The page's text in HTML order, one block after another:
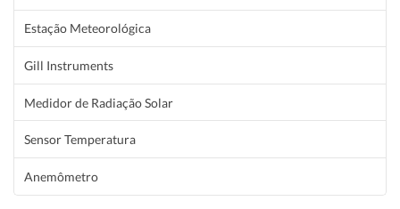
Estação Meteorológica
Gill Instruments
Medidor de Radiação Solar
Sensor Temperatura
Anemômetro